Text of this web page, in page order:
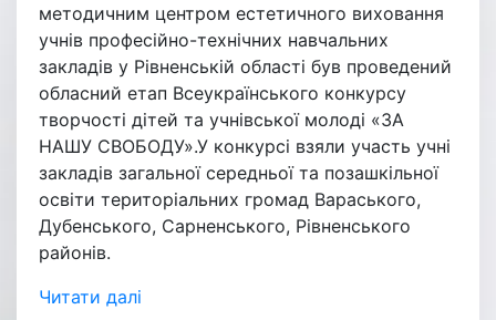
методичним центром естетичного виховання
учнів професійно-технічних навчальних
закладів у Рівненській області був проведений
обласний етап Всеукраїнського конкурсу
творчості дітей та учнівської молоді «ЗА
НАШУ СВОБОДУ».У конкурсі взяли участь учні
закладів загальної середньої та позашкільної
освіти територіальних громад Вараського,
Дубенського, Сарненського, Рівненського
районів.
Читати далі